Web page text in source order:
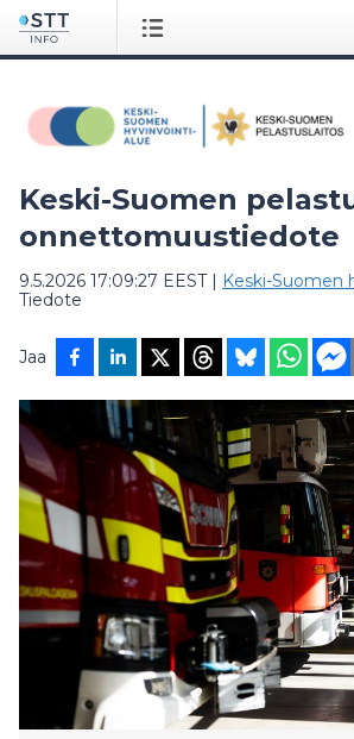
Keski-Suomen
onnettomuustiedote
9.5.2026 17:09:27 EEST| Keski-Suomen
Tiedote
Jaa